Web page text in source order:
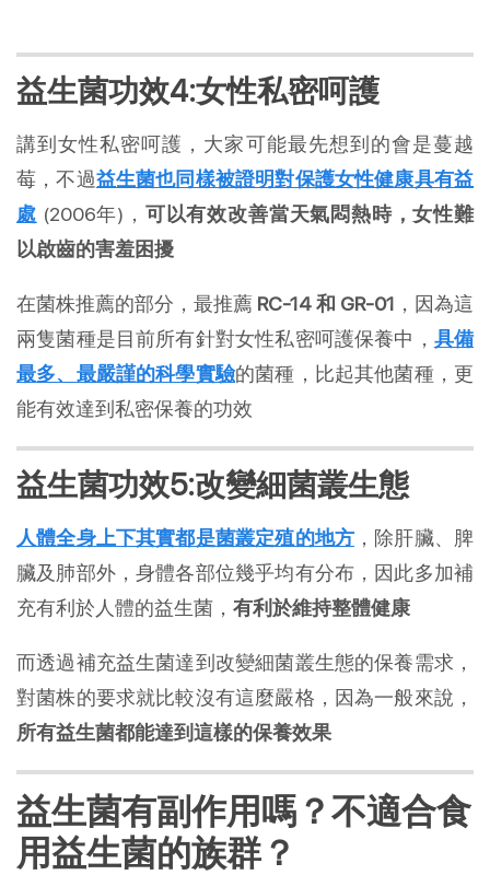
益生菌功效4:女性私密呵護
講到女性私密呵護，大家可能最先想到的會是蔓越
莓，不過益生菌也同樣被證明對保護女性健康具有益
處 (2006年)， 可以有效改善當天氣悶熱時，女性難
以啟齒的害羞困擾
在菌株推薦的部分，最推薦 RC-14 和 GR-01 ，因為這
兩隻菌種是目前所有針對女性私密呵護保養中， 具備
最多、最嚴謹的科學實驗的菌種，比起其他菌種，更
能有效達到私密保養的功效
益生菌功效5:改變細菌叢生態
人體全身上下其實都是菌叢定殖的地方 ，除肝臟、脾
臟及肺部外，身體各部位幾乎均有分布，因此多加補
充有利於人體的益生菌， 有利於維持整體健康
而透過補充益生菌達到改變細菌叢生態的保養需求，
對菌株的要求就比較沒有這麼嚴格，因為一般來說，
所有益生菌都能達到這樣的保養效果
益生菌有副作用嗎？不適合食
用益生菌的族群？